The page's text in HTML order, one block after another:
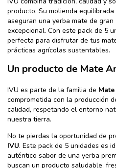
producto. Su molienda
aseguran una yerba mate de
excepcional. Con este pack de 5
perfecta para disfrutar de tus
prácticas agrícolas sustentables.
Un producto de Mate
IVU es parte de la familia de
comprometida con la producción
calidad, respetando el entorno
nuestra tierra.
No te pierdas la oportunidad de
IVU. Este pack de 5 unidades es
auténtico sabor de una yerba
buscan un producto saludable,